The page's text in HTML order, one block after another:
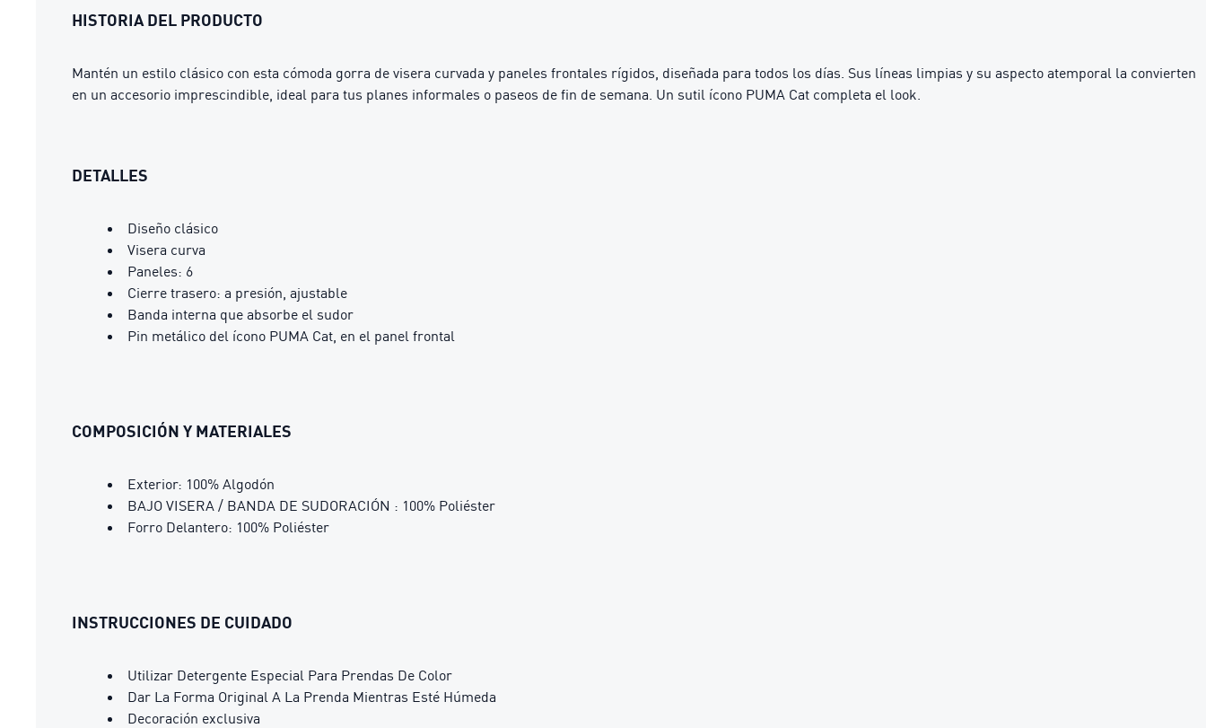
HISTORIA DEL PRODUCTO
Mantén un estilo clásico con esta cómoda gorra de visera curvada y paneles frontales rígidos, diseñada para todos los días. Sus líneas limpias y su aspecto atemporal la convierten
en un accesorio imprescindible, ideal para tus planes informales o paseos de fin de semana. Un sutil ícono PUMA Cat completa el look.
DETALLES
Diseño clásico
Visera curva
Paneles: 6
Cierre trasero: a presión, ajustable
Banda interna que absorbe el sudor
Pin metálico del ícono PUMA Cat, en el panel frontal
COMPOSICIÓN Y MATERIALES
Exterior: 100% Algodón
BAJO VISERA / BANDA DE SUDORACIÓN : 100% Poliéster
Forro Delantero: 100% Poliéster
INSTRUCCIONES DE CUIDADO
Utilizar Detergente Especial Para Prendas De Color
Dar La Forma Original A La Prenda Mientras Esté Húmeda
Decoración exclusiva